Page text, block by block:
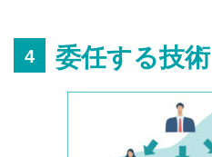
4 委任する技術